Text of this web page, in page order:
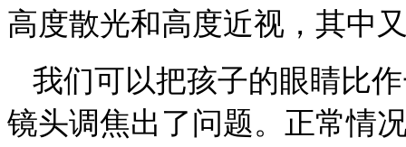
高度散光和高度近视，其中
我们可以把孩子的眼睛比
镜头调焦出了问题。正常情